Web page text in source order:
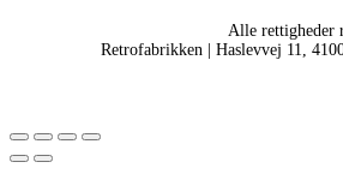
Alle rettigheder
Retrofabrikken | Haslevvej 11,